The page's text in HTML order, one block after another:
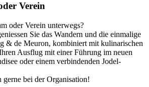
Verein
oder Verein unterwegs?
Sie das Wandern und die einmalige
& de Meuron, kombiniert mit kulinarischen
Ausflug mit einer Führung im neuen
oder einem verbindenden Jodel-
bei der Organisation!